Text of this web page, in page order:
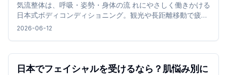
気流整体は、呼吸・姿勢・身体の流 れにやさしく働きかける
日本式ボディコンディショニング。観光や長距離移動で疲れ
た身体を、静 かな和の空間で整える特別な体験です。
2026-06-12
日本でフェイシャルを受けるなら？肌悩み別に